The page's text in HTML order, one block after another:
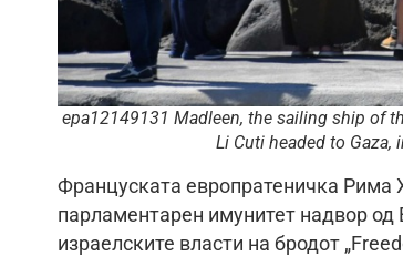
epa12149131 Madleen, the sailing ship of
Li Cuti headed to Gaza,
Француската европратеничка Рима
парламентарен имунитет надвор од
израелските власти на бродот